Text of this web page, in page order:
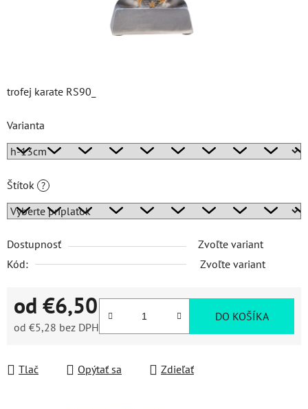
trofej karate RS90_
Varianta
Štítok ?
Dostupnosť
Zvoľte variant
Kód:
Zvoľte variant
od €6,50
od €5,28 bez DPH
DO KOŠÍKA
Tlač Opýtať sa Zdieľať